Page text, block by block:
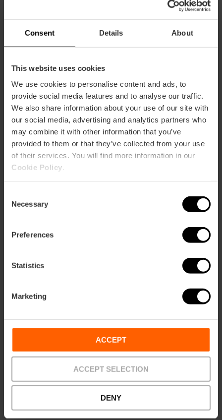
Consent Details About
This website uses cookies
We use cookies to personalise content and ads, to
provide social media features and to analyse our traffic.
We also share information about your use of our site with
our social media, advertising and analytics partners who
may combine it with other information that you’ve
provided to them or that they’ve collected from your use
of their services. You will find more information in our
Cookie Policy
Selection
Necessary
Preferences
Statistics
Marketing
ACCEPT
ACCEPT SELECTION
DENY
DIT VIND JE MISSCHIEN LEUK
Valencia Tourist Card 24, 48 of 72 uur
- 1, 951 beoordelingen
10% korting Exclusief web
€ 15,30